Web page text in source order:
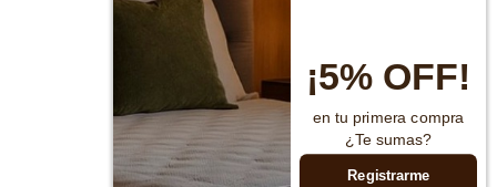
¡5% OFF!
en tu primera compra
¿Te sumas?
Registrarme